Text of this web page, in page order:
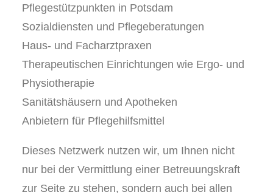
Pflegestützpunkten in Potsdam
Sozialdiensten und Pflegeberatungen
Haus- und Facharztpraxen
Therapeutischen Einrichtungen wie Ergo- und
Physiotherapie
Sanitätshäusern und Apotheken
Anbietern für Pflegehilfsmittel
Dieses Netzwerk nutzen wir, um Ihnen nicht
nur bei der Vermittlung einer Betreuungskraft
zur Seite zu stehen, sondern auch bei allen